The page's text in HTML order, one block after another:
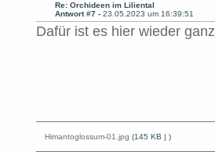
Re: Orchideen im Liliental
Antwort #7 -23.05.2023 um 16:39:51
Dafür ist es hier wieder
Himantoglossum-01.jpg (145 KB | )